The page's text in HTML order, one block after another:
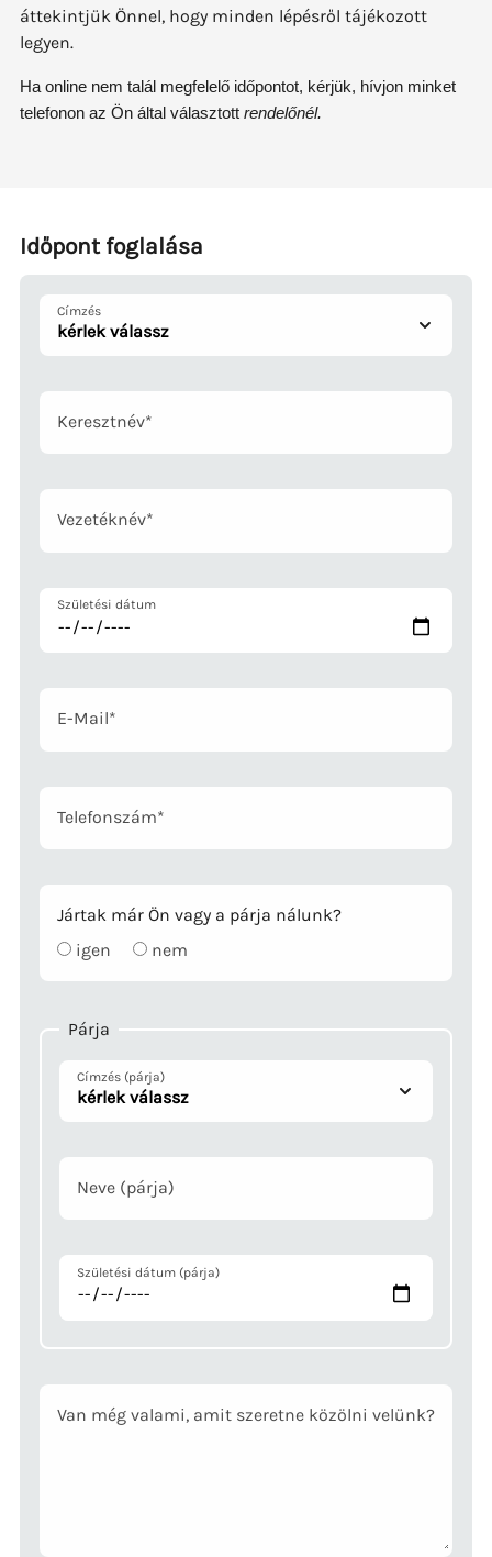
áttekintjük Önnel, hogy minden lépésről tájékozott
legyen.
Ha online nem talál megfelelő időpontot, kérjük, hívjon minket
telefonon az Ön által választott rendelőnél.
Időpont foglalása
Címzés
Mandatory
Keresztnév*
Mandatory
Vezetéknév*
Születési dátum
Mandatory
E-Mail*
Telefonszám*
Jártak már Ön vagy a párja nálunk?
igen
nem
Párja
Címzés (párja)
Neve (párja)
Születési dátum (párja)
Van még valami, amit szeretne közölni velünk?